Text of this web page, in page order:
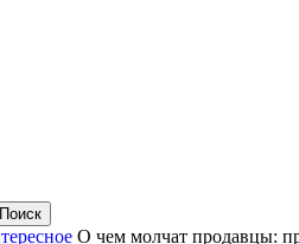
О чем молчат продавцы: